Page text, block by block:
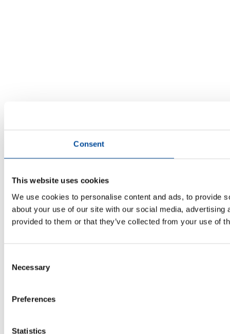
Consent
This website uses cookies
We use cookies to personalise content and ads, to provide
about your use of our site with our social media,
provided to them or that they’ve collected from your use of
Selection
Necessary
Preferences
Statistics